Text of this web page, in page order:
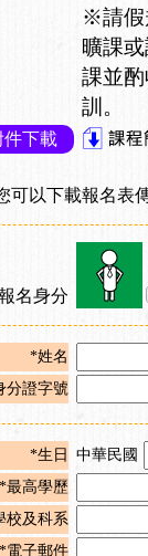
※請假
曠課
課並
訓。
件下載
可以下載報名表
名身分
*姓名
分證字號
*生日 中華民國
*最高學歷
校及科系
*電子郵件